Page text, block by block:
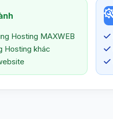
Hosting MAXWEB
Hosting khác